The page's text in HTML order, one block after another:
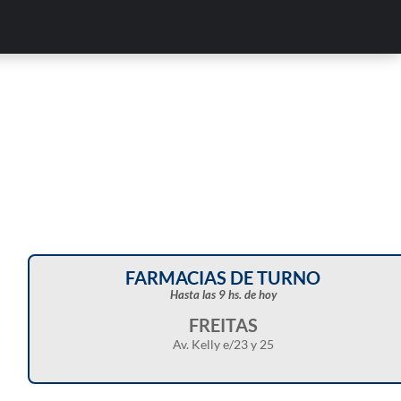
FARMACIAS DE TURNO
Hasta las 9 hs. de hoy
FREITAS
Av. Kelly e/23 y 25